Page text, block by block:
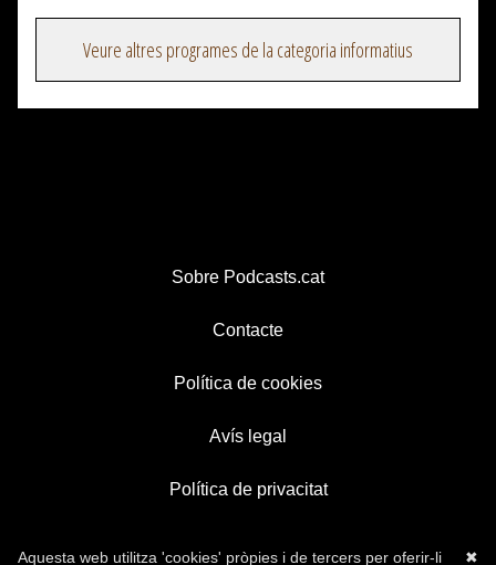
Veure altres programes de la categoria informatius
Sobre Podcasts.cat
Contacte
Política de cookies
Avís legal
Política de privacitat
✖
Aquesta web utilitza 'cookies' pròpies i de tercers per oferir-li